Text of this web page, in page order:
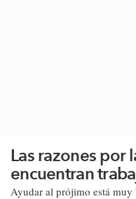
Las razones por
encuentran
Ayudar al prójimo está muy